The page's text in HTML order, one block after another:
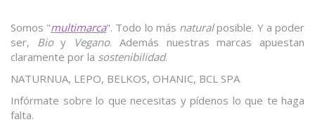
Somos "multimarca". Todo lo más naturalposible. Y a poder
ser, Bioy Vegano. Además nuestras marcas apuestan
claramente por la sostenibilidad.
NATURNUA, LEPO, BELKOS, OHANIC, BCL SPA
Infórmate sobre lo que necesitas y pídenos lo que te haga
falta.